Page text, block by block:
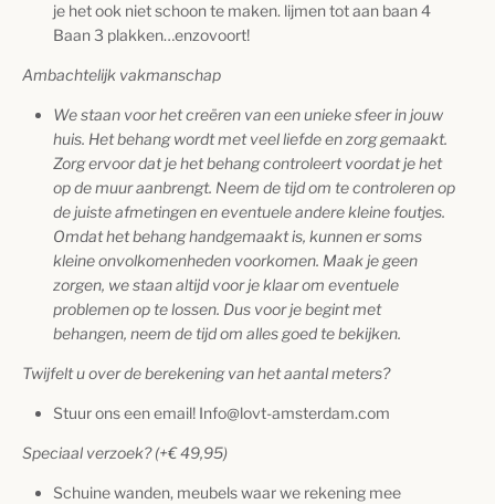
je het ook niet schoon te maken. lijmen tot aan baan 4
Baan 3 plakken…enzovoort!
Ambachtelijk vakmanschap
We staan voor het creëren van een unieke sfeer in jouw
huis. Het behang wordt met veel liefde en zorg gemaakt.
Zorg ervoor dat je het behang controleert voordat je het
op de muur aanbrengt. Neem de tijd om te controleren op
de juiste afmetingen en eventuele andere kleine foutjes.
Omdat het behang handgemaakt is, kunnen er soms
kleine onvolkomenheden voorkomen. Maak je geen
zorgen, we staan altijd voor je klaar om eventuele
problemen op te lossen. Dus voor je begint met
behangen, neem de tijd om alles goed te bekijken.
Twijfelt u over de berekening van het aantal meters?
Stuur ons een email! Info@lovt-amsterdam.com
Speciaal verzoek? (+€49,95)
Schuine wanden, meubels waar we rekening mee